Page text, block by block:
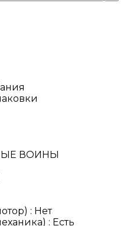
ВОИНЫ
: Нет
: Есть